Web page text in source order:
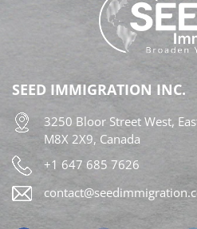
mới của Ontario dành cho
lao động khác nhau. Các
chính thức có hiệu lực. Tuy
cần chờ hệ thống Thư bày
(Expression of Interest –
kiến vào cuối mùa hè năm
sơ. Chi […]
SEED IMMIGRATION INC.
3250 Bloor Street West,
M8X 2X9, Canada
+1 647 685 7626